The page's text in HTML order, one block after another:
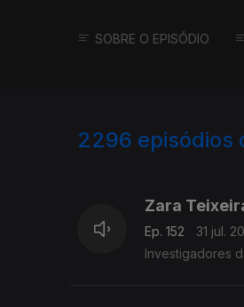
SOBRE O EPISÓDIO
2296 episódios
Zara
Ep. 152
31 jul.
Investigadores